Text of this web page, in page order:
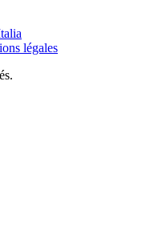
légales